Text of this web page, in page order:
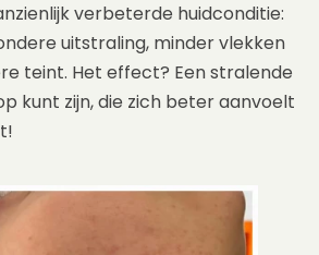
verbeterde huidconditie:
uitstraling, minder vlekken
teint. Het effect? Een stralende
kunt zijn, die zich beter aanvoelt